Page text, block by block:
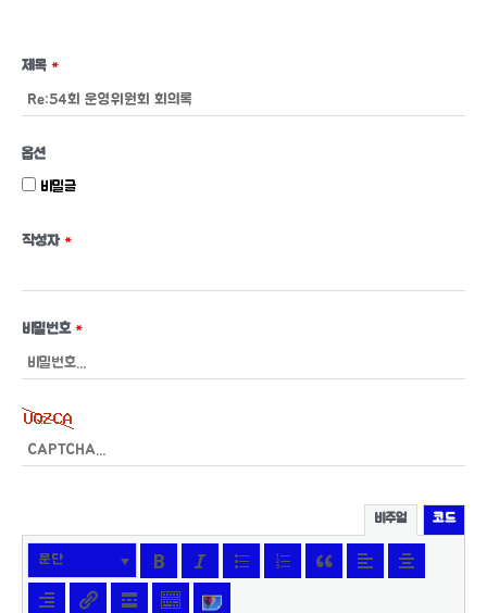
제목 *
옵션
비밀글
작성자 *
비밀번호 *
비주얼 코드
문단